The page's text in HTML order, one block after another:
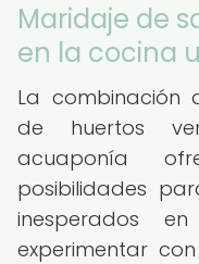
Maridaje de
en la cocina
La combinación
de huertos
acuaponía
posibilidades
inesperados
experimentar